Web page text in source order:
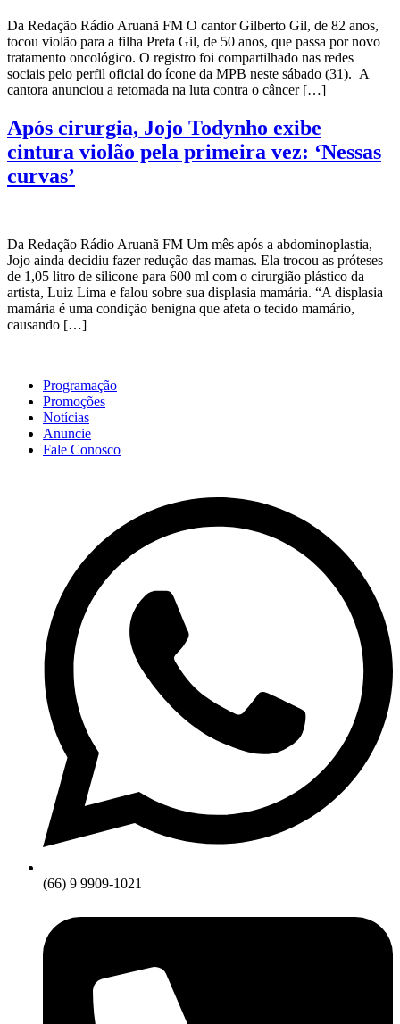
Da Redação Rádio Aruanã FM O cantor Gilberto Gil, de 82 anos,
tocou violão para a filha Preta Gil, de 50 anos, que passa por novo
tratamento oncológico. O registro foi compartilhado nas redes
sociais pelo perfil oficial do ícone da MPB neste sábado (31). A
cantora anunciou a retomada na luta contra o câncer […]
Após cirurgia, Jojo Todynho exibe
cintura violão pela primeira vez: ‘Nessas
curvas’
Da Redação Rádio Aruanã FM Um mês após a abdominoplastia,
Jojo ainda decidiu fazer redução das mamas. Ela trocou as próteses
de 1,05 litro de silicone para 600 ml com o cirurgião plástico da
artista, Luiz Lima e falou sobre sua displasia mamária. “A displasia
mamária é uma condição benigna que afeta o tecido mamário,
causando […]
Programação
Promoções
Notícias
Anuncie
Fale Conosco
(66) 9 9909-1021